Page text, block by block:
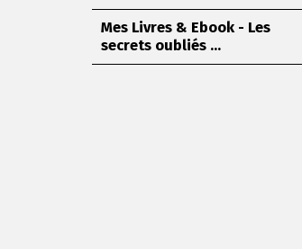
Mes Livres & Ebook - Les
secrets oubliés ...